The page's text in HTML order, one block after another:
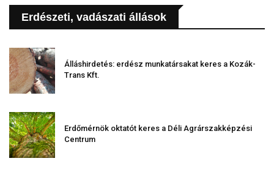
Erdészeti, vadászati állások
Álláshirdetés: erdész munkatársakat keres a Kozák-
Trans Kft.
Erdőmérnök oktatót keres a Déli Agrárszakképzési
Centrum